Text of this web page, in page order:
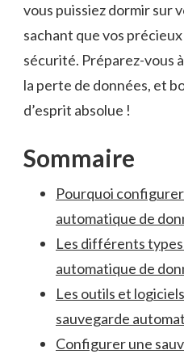
vous puissiez dormir sur
sachant que vos
sécurité. Préparez-vous
la perte de données, ⁤et‍
d’esprit absolue !
Sommaire
Pourquoi
automatique de
Les différents
‍automatique de
Les outils ​et⁤
sauvegarde
Configurer une